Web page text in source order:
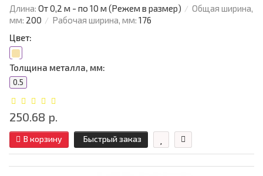
Длина: От 0,2 м - по 10 м (Режем в размер)
Общая ширина,
мм: 200 Рабочая ширина, мм: 176
Цвет:
Толщина металла, мм:
0.5
250.68 р.
В корзину Быстрый заказ